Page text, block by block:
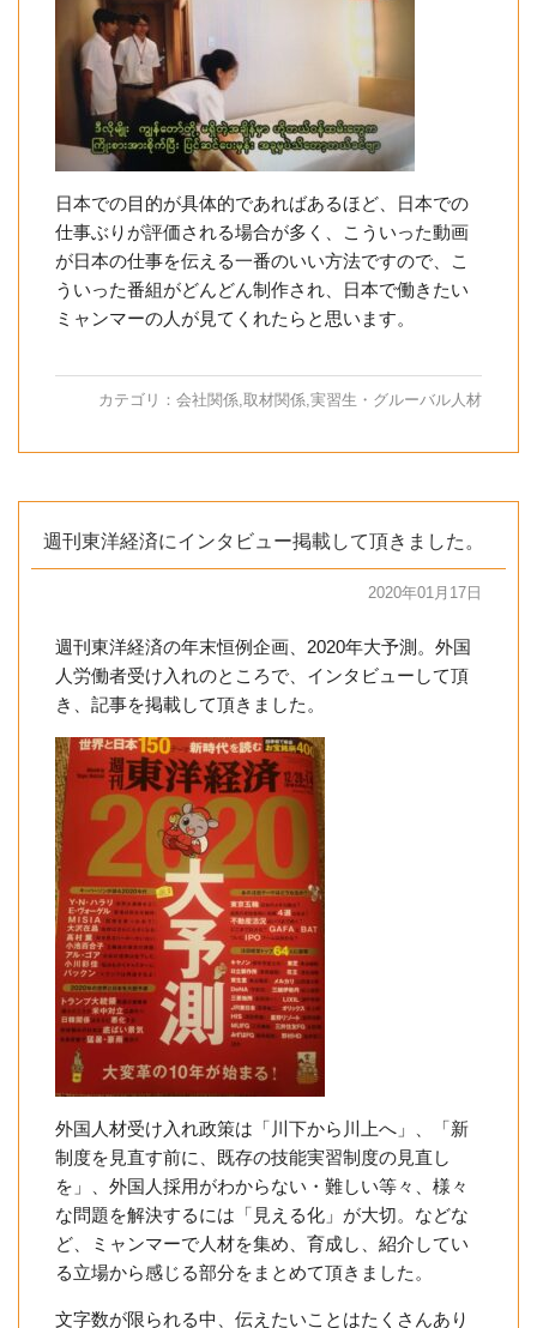
日本での目的が具体的であればあるほど、日本での
仕事ぶりが評価される場合が多く、こういった動画
が日本の仕事を伝える一番のいい方法ですので、こ
ういった番組がどんどん制作され、日本で働きたい
ミャンマーの人が見てくれたらと思います。
カテゴリ： 会社関係,取材関係,実習生・グルーバル人材
週刊東洋経済にインタビュー掲載して頂きました。
2020年01月17日
週刊東洋経済の年末恒例企画、2020年大予測。外国
人労働者受け入れのところで、インタビューして頂
き、記事を掲載して頂きました。
外国人材受け入れ政策は「川下から川上へ」、「新
制度を見直す前に、既存の技能実習制度の見直し
を」、外国人採用がわからない・難しい等々、様々
な問題を解決するには「見える化」が大切。などな
ど、ミャンマーで人材を集め、育成し、紹介してい
る立場から感じる部分をまとめて頂きました。
文字数が限られる中、伝えたいことはたくさんあり